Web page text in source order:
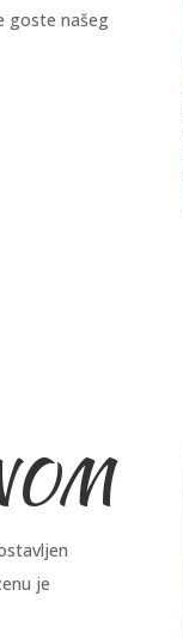
goste našeg
je